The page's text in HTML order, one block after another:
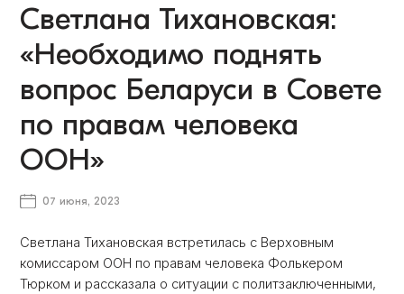
Светлана Тихановская:
«Необходимо поднять
вопрос Беларуси в Совете
по правам человека
ООН»
07 июня, 2023
Светлана Тихановская встретилась с Верховным
комиссаром ООН по правам человека Фолькером
Тюрком и рассказала о ситуации с политзаключенными,